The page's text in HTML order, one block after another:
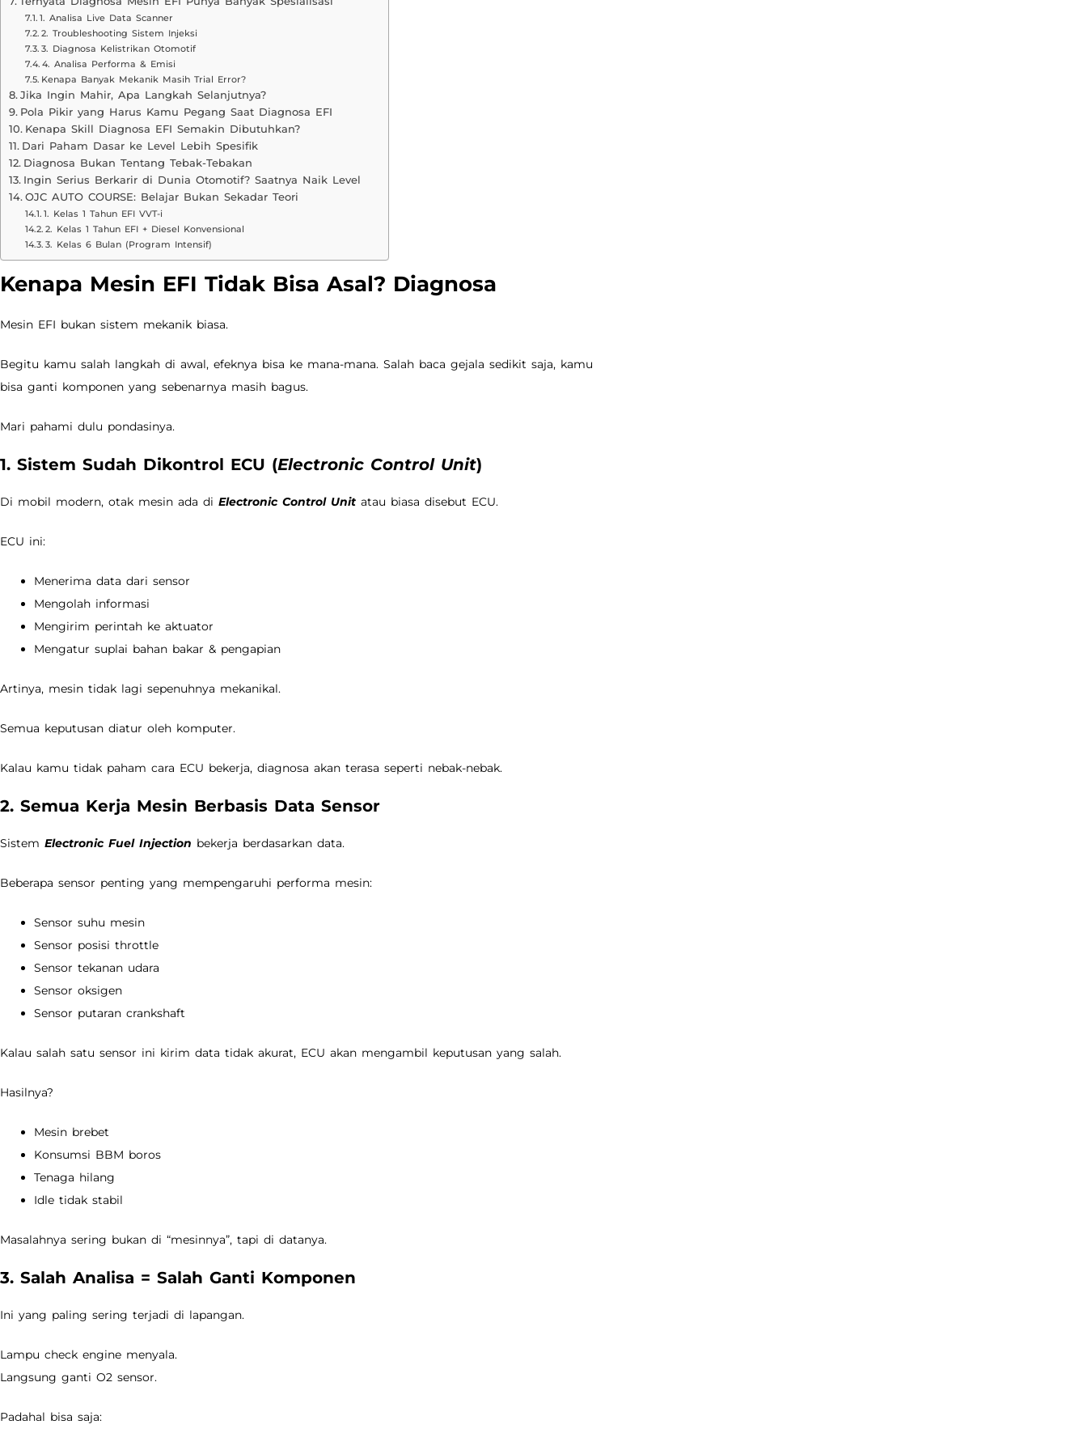
1. Analisa Live Data Scanner
2. Troubleshooting Sistem Injeksi
3. Diagnosa Kelistrikan Otomotif
4. Analisa Performa & Emisi
Kenapa Banyak Mekanik Masih Trial Error?
Jika Ingin Mahir, Apa Langkah Selanjutnya?
Pola Pikir yang Harus Kamu Pegang Saat Diagnosa EFI
Kenapa Skill Diagnosa EFI Semakin Dibutuhkan?
Dari Paham Dasar ke Level Lebih Spesifik
Diagnosa Bukan Tentang Tebak-Tebakan
Ingin Serius Berkarir di Dunia Otomotif? Saatnya Naik Level
OJC AUTO COURSE: Belajar Bukan Sekadar Teori
1. Kelas 1 Tahun EFI VVT-i
2. Kelas 1 Tahun EFI + Diesel Konvensional
3. Kelas 6 Bulan (Program Intensif)
Kenapa Mesin EFI Tidak Bisa Asal? Diagnosa
Mesin EFI bukan sistem mekanik biasa.
Begitu kamu salah langkah di awal, efeknya bisa ke mana-mana. Salah baca gejala sedikit saja, kamu
bisa ganti komponen yang sebenarnya masih bagus.
Mari pahami dulu pondasinya.
1. Sistem Sudah Dikontrol ECU (Electronic Control Unit)
Di mobil modern, otak mesin ada di Electronic Control Unit atau biasa disebut ECU.
ECU ini:
Menerima data dari sensor
Mengolah informasi
Mengirim perintah ke aktuator
Mengatur suplai bahan bakar & pengapian
Artinya, mesin tidak lagi sepenuhnya mekanikal.
Semua keputusan diatur oleh komputer.
Kalau kamu tidak paham cara ECU bekerja, diagnosa akan terasa seperti nebak-nebak.
2. Semua Kerja Mesin Berbasis Data Sensor
Sistem Electronic Fuel Injection bekerja berdasarkan data.
Beberapa sensor penting yang mempengaruhi performa mesin:
Sensor suhu mesin
Sensor posisi throttle
Sensor tekanan udara
Sensor oksigen
Sensor putaran crankshaft
Kalau salah satu sensor ini kirim data tidak akurat, ECU akan mengambil keputusan yang salah.
Hasilnya?
Mesin brebet
Konsumsi BBM boros
Tenaga hilang
Idle tidak stabil
Masalahnya sering bukan di “mesinnya”, tapi di datanya.
3. Salah Analisa = Salah Ganti Komponen
Ini yang paling sering terjadi di lapangan.
Lampu check engine menyala.
Langsung ganti O2 sensor.
Padahal bisa saja: